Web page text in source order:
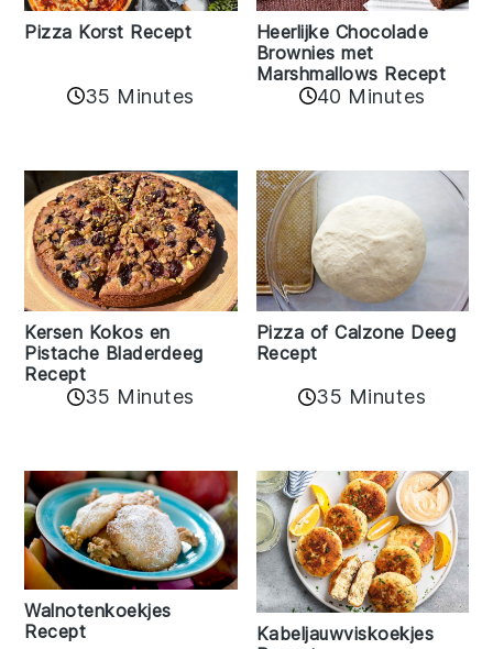
Pizza Korst Recept
35 Minutes
Heerlijke Chocolade
Brownies met
Marshmallows Recept
40 Minutes
Kersen Kokos en
Pistache Bladerdeeg
Recept
35 Minutes
Pizza of Calzone Deeg
Recept
35 Minutes
Walnotenkoekjes
Recept
Kabeljauwviskoekjes